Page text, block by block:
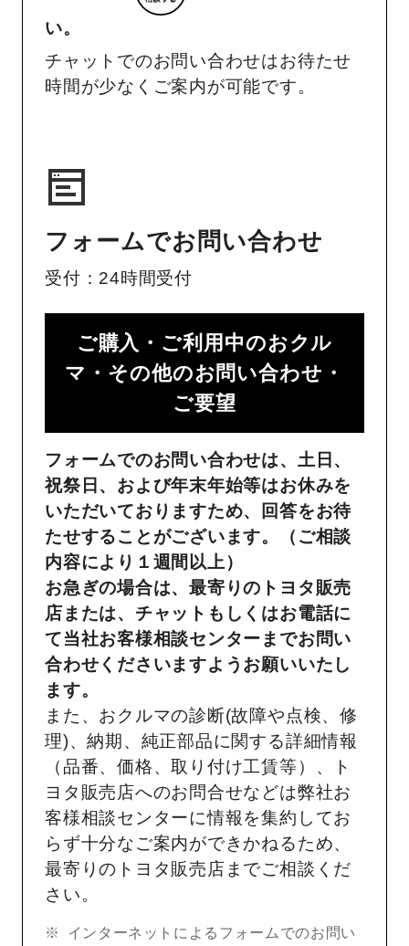
い。
チャットでのお問い合わせはお待たせ
時間が少なくご案内が可能です。
フォームでお問い合わせ
受付：24時間受付
ご購入・ご利用中のおクル
マ・その他のお問い合わせ・
ご要望​
フォームでのお問い合わせは、土日、
祝祭日、および年末年始等はお休みを
いただいておりますため、回答をお待
たせすることがございます。（ご相談
内容により１週間以上）
お急ぎの場合は、最寄りのトヨタ販売
店または、チャットもしくはお電話に
て当社お客様相談センターまでお問い
合わせくださいますようお願いいたし
ます。
また、おクルマの診断(故障や点検、修
理)、納期、純正部品に関する詳細情報
（品番、価格、取り付け工賃等）、ト
ヨタ販売店へのお問合せなどは弊社お
客様相談センターに情報を集約してお
らず十分なご案内ができかねるため、
最寄りのトヨタ販売店までご相談くだ
さい。
インターネットによるフォームでのお問い